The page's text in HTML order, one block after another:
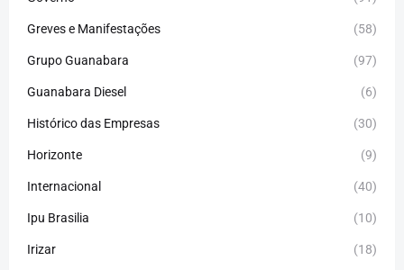
Greves e Manifestações (58)
Grupo Guanabara (97)
Guanabara Diesel (6)
Histórico das Empresas (30)
Horizonte (9)
Internacional (40)
Ipu Brasilia (10)
Irizar (18)